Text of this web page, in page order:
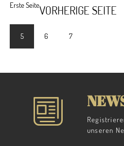
Erste SeiteVORHERIGE SEITE
5 6 7
unseren